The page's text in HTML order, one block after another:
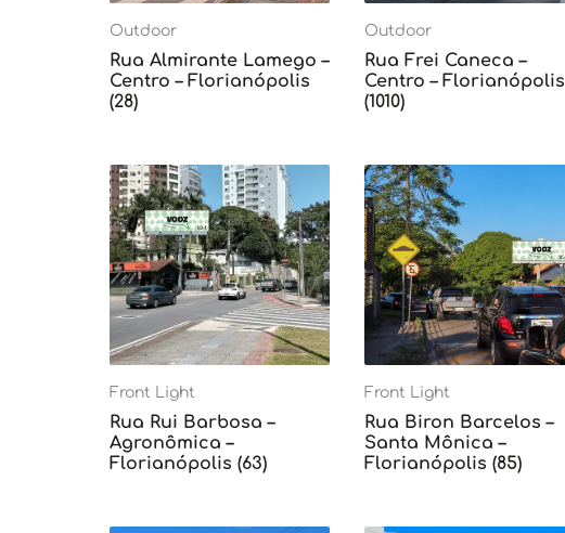
Outdoor
Rua Almirante Lamego –
Centro – Florianópolis
(28)
Outdoor
Rua Frei Caneca –
Centro – Florianópolis
(1010)
Front Light
Rua Rui Barbosa –
Agronômica –
Florianópolis (63)
Front Light
Rua Biron Barcelos –
Santa Mônica –
Florianópolis (85)